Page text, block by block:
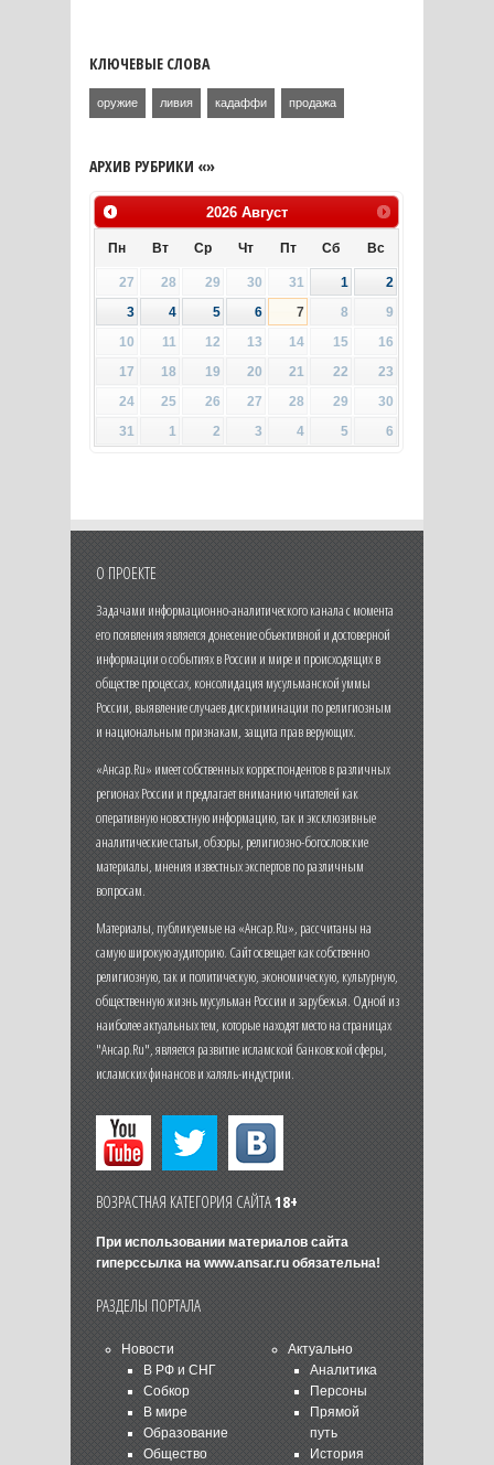
КЛЮЧЕВЫЕ СЛОВА
оружие ливия кадаффи продажа
АРХИВ РУБРИКИ «»
2026 Август
Пн Вт Ср Чт Пт Сб Вс
27 28 29 30 31 1
2
3
4 5 6 7 8
9
10
11 12 13 14 15
16
17
18 19 20 21 22
23
24
25 26 27 28 29
30
31
1 2 3 4 5 6
О ПРОЕКТЕ
Задачами информационно-аналитического канала с момента
его появления является донесение объективной и достоверной
информации о событиях в России и мире и происходящих в
обществе процессах, консолидация мусульманской уммы
России, выявление случаев дискриминации по религиозным
и национальным признакам, защита прав верующих.
«Ансар.Ru» имеет собственных корреспондентов в различных
регионах России и предлагает вниманию читателей как
оперативную новостную информацию, так и эксклюзивные
аналитические статьи, обзоры, религиозно-богословские
материалы, мнения известных экспертов по различным
вопросам.
Материалы, публикуемые на «Ансар.Ru», рассчитаны на
самую широкую аудиторию. Сайт освещает как собственно
религиозную, так и политическую, экономическую, культурную,
общественную жизнь мусульман России и зарубежья. Одной из
наиболее актуальных тем, которые находят место на страницах
"Ансар.Ru", является развитие исламской банковской сферы,
исламских финансов и халяль-индустрии.
ВОЗРАСТНАЯ КАТЕГОРИЯ САЙТА18+
При использовании материалов сайта
гиперссылка на www.ansar.ruобязательна!
РАЗДЕЛЫ ПОРТАЛА
Новости
В РФ и СНГ
Собкор
В мире
Образование
Общество
Актуально
Аналитика
Персоны
Прямой
путь
История